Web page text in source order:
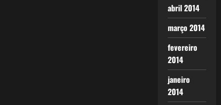
abril 2014
março 2014
fevereiro
2014
janeiro
2014